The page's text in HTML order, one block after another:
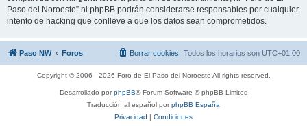
Paso del Noroeste” ni phpBB podrán considerarse responsables por cualquier
intento de hacking que conlleve a que los datos sean comprometidos.
Paso NW Foros Todos los horarios son UTC+01:00
Borrar cookies
Copyright © 2006 - 2026 Foro de El Paso del Noroeste All rights reserved.
Desarrollado porphpBB® Forum Software © phpBB Limited
Traducción al español porphpBB España
Privacidad | Condiciones